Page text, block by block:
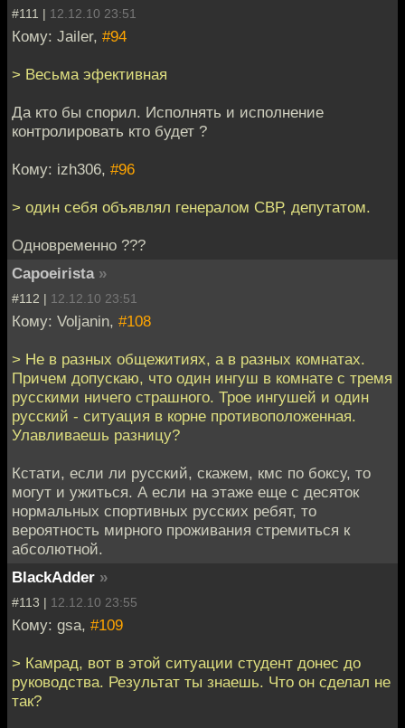
#111 | 12.12.10 23:51
Кому: Jailer, #94
> Весьма эфективная
Да кто бы спорил. Исполнять и исполнение
контролировать кто будет ?
Кому: izh306, #96
> один себя объявлял генералом СВР, депутатом.
Одновременно ???
Capoeirista »
#112 | 12.12.10 23:51
Кому: Voljanin, #108
> Не в разных общежитиях, а в разных комнатах.
Причем допускаю, что один ингуш в комнате с тремя
русскими ничего страшного. Трое ингушей и один
русский - ситуация в корне противоположенная.
Улавливаешь разницу?
Кстати, если ли русский, скажем, кмс по боксу, то
могут и ужиться. А если на этаже еще с десяток
нормальных спортивных русских ребят, то
вероятность мирного проживания стремиться к
абсолютной.
BlackAdder »
#113 | 12.12.10 23:55
Кому: gsa, #109
> Камрад, вот в этой ситуации студент донес до
руководства. Результат ты знаешь. Что он сделал не
так?